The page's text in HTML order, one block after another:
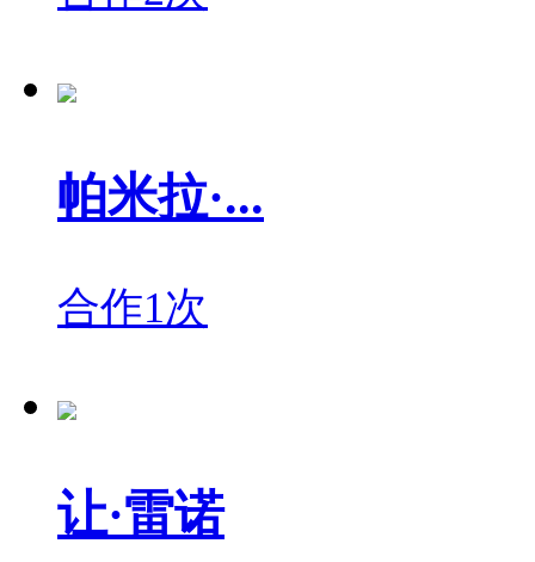
帕米拉·...
合作1次
让·雷诺